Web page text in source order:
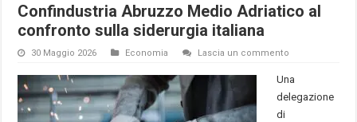
Confindustria Abruzzo Medio Adriatico al
confronto sulla siderurgia italiana
30 Maggio 2026 Economia Lascia un commento
Una
delegazione
di